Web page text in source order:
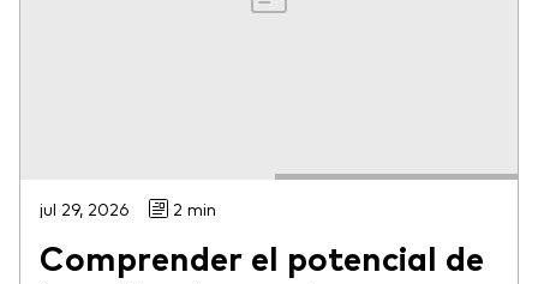
jul 29, 2026 2 min
Comprender el potencial de